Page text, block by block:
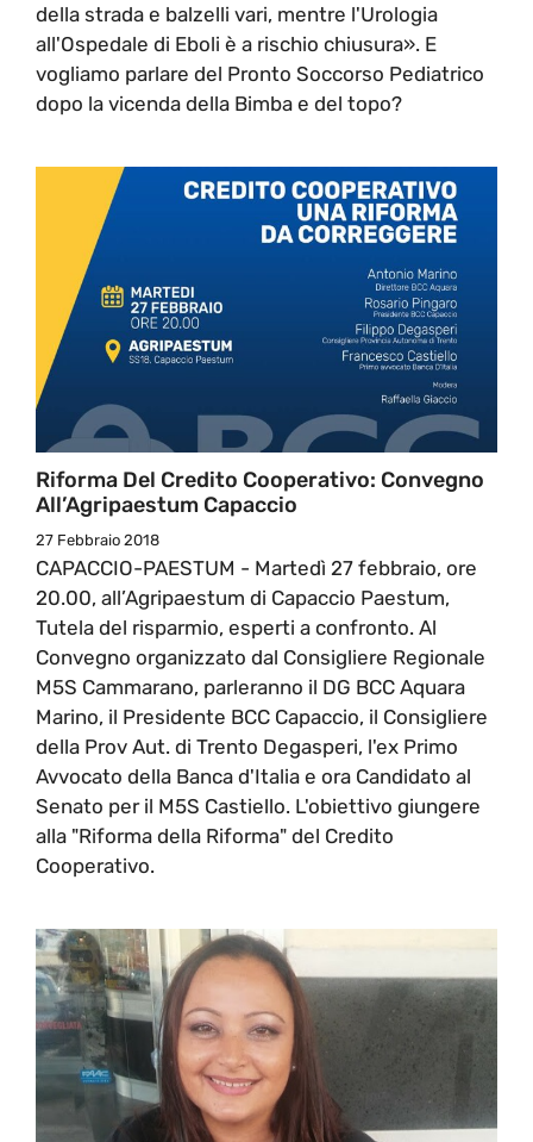
della strada e balzelli vari, mentre l'Urologia
all'Ospedale di Eboli è a rischio chiusura». E
vogliamo parlare del Pronto Soccorso Pediatrico
dopo la vicenda della Bimba e del topo?
Riforma Del Credito Cooperativo: Convegno
All’Agripaestum Capaccio
27 Febbraio 2018
CAPACCIO-PAESTUM - Martedì 27 febbraio, ore
20.00, all’Agripaestum di Capaccio Paestum,
Tutela del risparmio, esperti a confronto. Al
Convegno organizzato dal Consigliere Regionale
M5S Cammarano, parleranno il DG BCC Aquara
Marino, il Presidente BCC Capaccio, il Consigliere
della Prov Aut. di Trento Degasperi, l'ex Primo
Avvocato della Banca d'Italia e ora Candidato al
Senato per il M5S Castiello. L'obiettivo giungere
alla "Riforma della Riforma" del Credito
Cooperativo.